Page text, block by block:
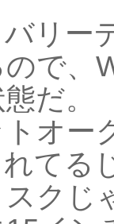
リー
で、
だ。
オー
てる
クじ